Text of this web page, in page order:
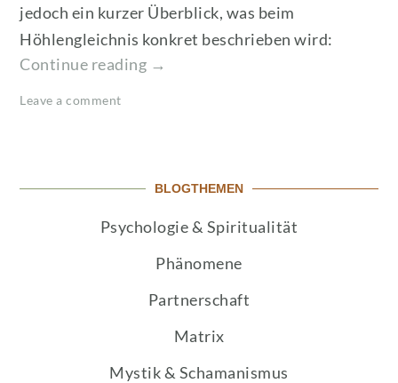
jedoch ein kurzer Überblick, was beim
Höhlengleichnis konkret beschrieben wird:
Continue reading „Ist
manipulierte
→
Leave a comment
BLOGTHEMEN
Psychologie & Spiritualität
Phänomene
Partnerschaft
Matrix
Mystik & Schamanismus